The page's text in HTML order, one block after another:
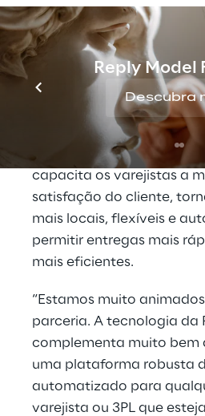
Reply Model
Descubra
competitiva no mercado.
A LEA Reply™ pode ser
desenvolver e construir
soluções de cadeia de
a ponta para qualquer
Ao aumentar a
MFC® da Fabric, a
capacita os varejistas a
satisfação do cliente,
mais locais, flexíveis e
permitir entregas mais
mais eficientes.
“Estamos muito
parceria. A tecnologia da
complementa muito bem
uma plataforma robusta
automatizado para
varejista ou 3PL que